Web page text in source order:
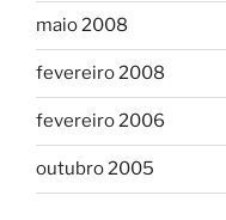
maio 2008
fevereiro 2008
fevereiro 2006
outubro 2005